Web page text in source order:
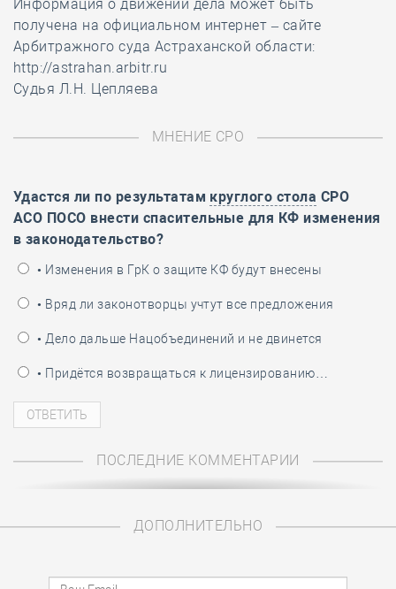
Информация о движении дела может быть
получена на официальном интернет – сайте
Арбитражного суда Астраханской области:
http://astrahan.arbitr.ru
Судья Л.Н. Цепляева
МНЕНИЕ СРО
Удастся ли по результатам круглого стола СРО
АСО ПОСО внести спасительные для КФ изменения
в законодательство?
• Изменения в ГрК о защите КФ будут внесены
• Вряд ли законотворцы учтут все предложения
• Дело дальше Нацобъединений и не двинется
• Придётся возвращаться к лицензированию…
ПОСЛЕДНИЕ КОММЕНТАРИИ
ДОПОЛНИТЕЛЬНО